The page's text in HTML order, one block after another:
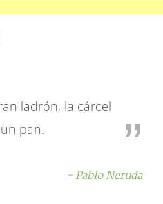
ladrón, la cárcel
pan.
- Pablo Neruda